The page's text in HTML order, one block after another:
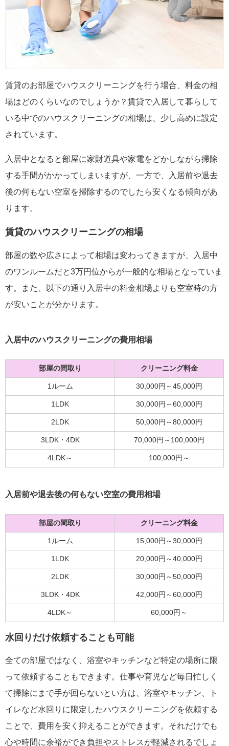
賃貸のお部屋でハウスクリーニングを行う場合、料金の相
場はどのくらいなのでしょうか？賃貸で入居して暮らして
いる中でのハウスクリーニングの相場は、少し高めに設定
されています。
入居中となると部屋に家財道具や家電をどかしながら掃除
する手間がかかってしまいますが、一方で、入居前や退去
後の何もない空室を掃除するのでしたら安くなる傾向があ
ります。
賃貸のハウスクリーニングの相場
部屋の数や広さによって相場は変わってきますが、入居中
のワンルームだと3万円位からが一般的な相場となっていま
す。また、以下の通り入居中の料金相場よりも空室時の方
が安いことが分かります。
入居中のハウスクリーニングの費用相場
部屋の間取り クリーニング料金
1ルーム 30,000円～45,000円
1LDK 30,000円～60,000円
2LDK 50,000円～80,000円
3LDK・4DK 70,000円～100,000円
4LDK～ 100,000円～
入居前や退去後の何もない空室の費用相場
部屋の間取り クリーニング料金
1ルーム 15,000円～30,000円
1LDK 20,000円～40,000円
2LDK 30,000円～50,000円
3LDK・4DK 42,000円～60,000円
4LDK～ 60,000円～
水回りだけ依頼することも可能
全ての部屋ではなく、浴室やキッチンなど特定の場所に限
って依頼することもできます。仕事や育児など毎日忙しく
て掃除にまで手が回らないとい方は、浴室やキッチン、ト
イレなど水回りに限定したハウスクリーニングを依頼する
ことで、費用を安く抑えることができます。それだけでも
心や時間に余裕ができ負担やストレスが軽減されるでしょ